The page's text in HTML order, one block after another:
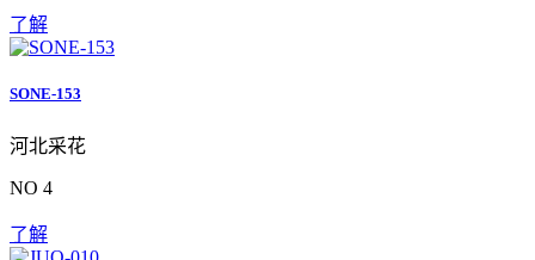
了解
SONE-153
河北采花
NO 4
了解